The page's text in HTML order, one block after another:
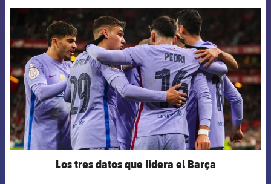
FCB Barcelona badge
Los tres datos que lidera el Barça